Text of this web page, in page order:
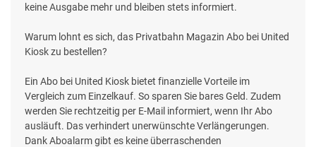
keine Ausgabe mehr und bleiben stets informiert.
Warum lohnt es sich, das Privatbahn Magazin Abo bei United
Kiosk zu bestellen?
Ein Abo bei United Kiosk bietet finanzielle Vorteile im
Vergleich zum Einzelkauf. So sparen Sie bares Geld. Zudem
werden Sie rechtzeitig per E-Mail informiert, wenn Ihr Abo
ausläuft. Das verhindert unerwünschte Verlängerungen.
Dank Aboalarm gibt es keine überraschenden